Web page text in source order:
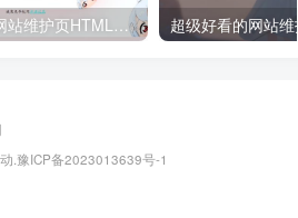
二次元风格网站维护页HTML源码
. 豫ICP备2023013639号-1